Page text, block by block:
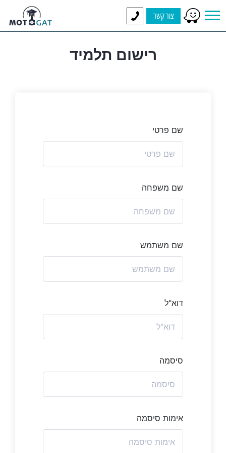
צור קשר
רישום תלמיד
שם פרטי
שם משפחה
שם משתמש
דוא"ל
סיסמה
אימות סיסמה